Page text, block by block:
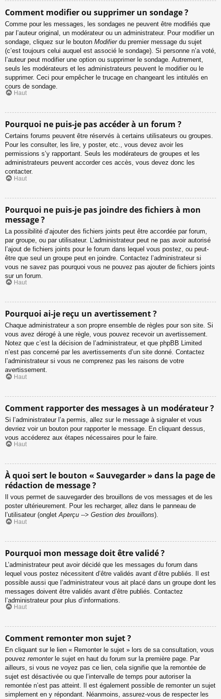
Comment modifier ou supprimer un sondage ?
Comme pour les messages, les sondages ne peuvent être modifiés que
par l’auteur original, un modérateur ou un administrateur. Pour modifier un
sondage, cliquez sur le bouton Modifierdu premier message du sujet
(c’est toujours celui auquel est associé le sondage). Si personne n’a voté,
l’auteur peut modifier une option ou supprimer le sondage. Autrement,
seuls les modérateurs et les administrateurs peuvent le modifier ou le
supprimer. Ceci pour empêcher le trucage en changeant les intitulés en
cours de sondage.
Haut
Pourquoi ne puis-je pas accéder à un forum ?
Certains forums peuvent être réservés à certains utilisateurs ou groupes.
Pour les consulter, les lire, y poster, etc., vous devez avoir les
permissions s’y rapportant. Seuls les modérateurs de groupes et les
administrateurs peuvent accorder ces accès, vous devez donc les
contacter.
Haut
Pourquoi ne puis-je pas joindre des fichiers à mon
message ?
La possibilité d’ajouter des fichiers joints peut être accordée par forum,
par groupe, ou par utilisateur. L’administrateur peut ne pas avoir autorisé
l’ajout de fichiers joints pour le forum dans lequel vous postez, ou peut-
être que seul un groupe peut en joindre. Contactez l’administrateur si
vous ne savez pas pourquoi vous ne pouvez pas ajouter de fichiers joints
sur un forum.
Haut
Pourquoi ai-je reçu un avertissement ?
Chaque administrateur a son propre ensemble de règles pour son site. Si
vous avez dérogé à une règle, vous pouvez recevoir un avertissement.
Notez que c’est la décision de l’administrateur, et que phpBB Limited
n’est pas concerné par les avertissements d’un site donné. Contactez
l’administrateur si vous ne comprenez pas les raisons de votre
avertissement.
Haut
Comment rapporter des messages à un modérateur ?
Si l’administrateur l’a permis, allez sur le message à signaler et vous
devriez voir un bouton pour rapporter le message. En cliquant dessus,
vous accéderez aux étapes nécessaires pour le faire.
Haut
À quoi sert le bouton « Sauvegarder » dans la page de
rédaction de message ?
Il vous permet de sauvegarder des brouillons de vos messages et de les
poster ultérieurement. Pour les recharger, allez dans le panneau de
l’utilisateur (ongletAperçu --> Gestion des brouillons).
Haut
Pourquoi mon message doit être validé ?
L’administrateur peut avoir décidé que les messages du forum dans
lequel vous postez nécessitent d’être validés avant d’être publiés. Il est
possible aussi que l’administrateur vous ait placé dans un groupe dont les
messages doivent être validés avant d’être publiés. Contactez
l’administrateur pour plus d’informations.
Haut
Comment remonter mon sujet ?
En cliquant sur le lien « Remonter le sujet » lors de sa consultation, vous
pouvez remonterle sujet en haut du forum sur la première page. Par
ailleurs, si vous ne voyez pas ce lien, cela signifie que la remontée de
sujet est désactivée ou que l’intervalle de temps pour autoriser la
remontée n’est pas atteint. Il est également possible de remonter un sujet
simplement en y répondant. Néanmoins, assurez-vous de respecter les